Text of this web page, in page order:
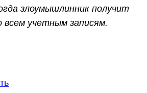
злоумышлинник получит
всем учетным записям.